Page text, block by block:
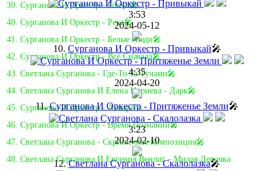
39. Сурганова И Оркестр - Гонки🎤
40. Сурганова И Оркестр - Река🎤
41. Сурганова И Оркестр - Белые Люди🎤
42. Сурганова И Оркестр - Всё Сначала🎤
43. Светлана Сурганова - Где-То За Тучами🎤
44. Светлана Сурганова И Елена Нуриева - Дарк🎤
45. Сурганова И Оркестр - Акварель
46. Сурганова И Оркестр - Время Познаний🎤
47. Светлана Сурганова - Скрипичная Композиция🎤
48. Светлана Сурганова И Евгения Венлиг - Милая Девочка
3:53
2024-05-12
10. Сурганова И Оркестр - Привыкай🎤
4:35
2024-04-20
11.Сурганова И Оркестр - Притяженье Земли🎤
3:23
2024-02-10
12.Светлана Сурганова - Скалолазка🎤